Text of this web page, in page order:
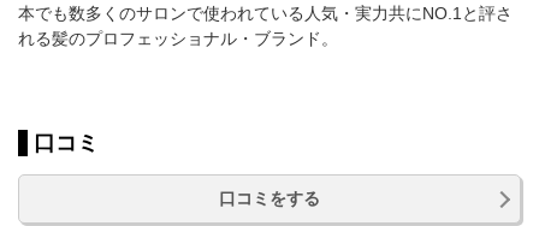
本でも数多くのサロンで使われている人気・実力共にNO.1と評さ
れる髪のプロフェッショナル・ブランド。
口コミ
口コミをする